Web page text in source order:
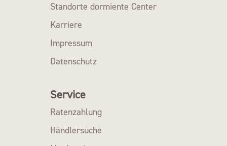
Standorte dormiente Center
Karriere
Impressum
Datenschutz
Service
Ratenzahlung
Händlersuche